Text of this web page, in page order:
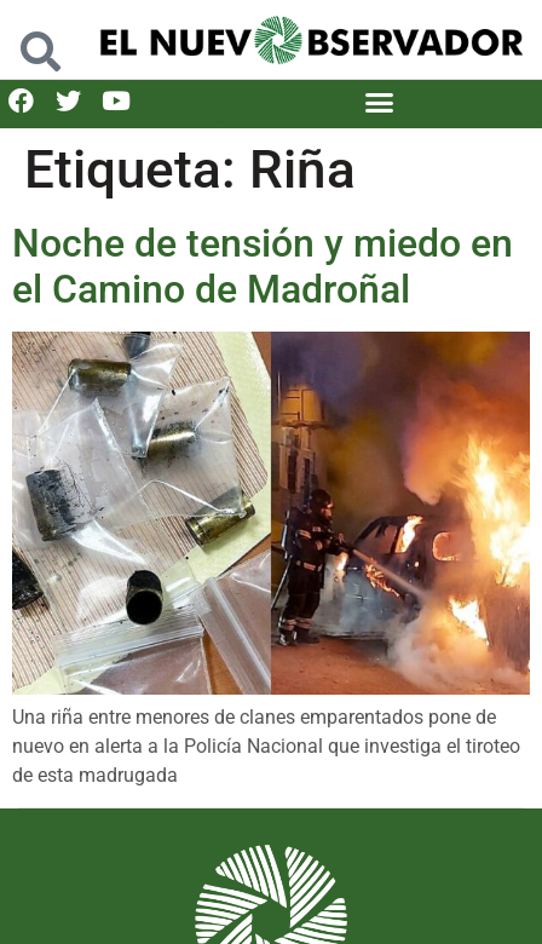
Etiqueta: Riña
Noche de tensión y miedo en
el Camino de Madroñal
Una riña entre menores de clanes emparentados pone de
nuevo en alerta a la Policía Nacional que investiga el tiroteo
de esta madrugada